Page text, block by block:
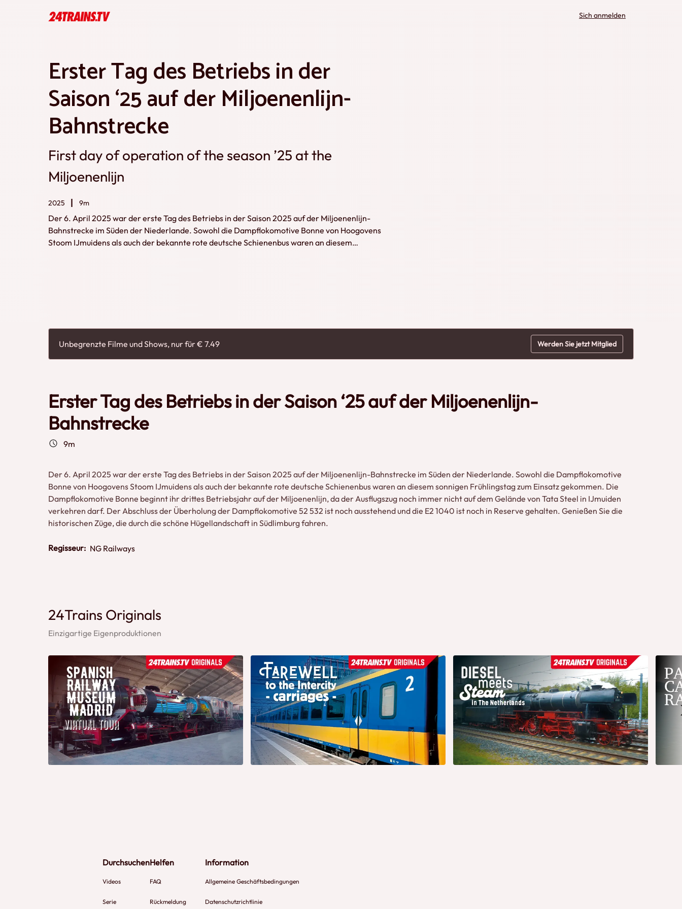
Sich anmelden
Erster Tag des Betriebs in der
Saison ‘25 auf der Miljoenenlijn-
Bahnstrecke
First day of operation of the season ’25 at the
Miljoenenlijn
2025 9m
Der 6. April 2025 war der erste Tag des Betriebs in der Saison 2025 auf der Miljoenenlijn-
Bahnstrecke im Süden der Niederlande. Sowohl die Dampflokomotive Bonne von Hoogovens
Stoom IJmuidens als auch der bekannte rote deutsche Schienenbus waren an diesem
Unbegrenzte Filme und Shows, nur für € 7.49 Werden Sie jetzt Mitglied
Erster Tag des Betriebs in der Saison ‘25 auf der Miljoenenlijn-
Bahnstrecke
9m
Der 6. April 2025 war der erste Tag des Betriebs in der Saison 2025 auf der Miljoenenlijn-Bahnstrecke im Süden der Niederlande. Sowohl die Dampflokomotive
Bonne von Hoogovens Stoom IJmuidens als auch der bekannte rote deutsche Schienenbus waren an diesem sonnigen Frühlingstag zum Einsatz gekommen. Die
Dampflokomotive Bonne beginnt ihr drittes Betriebsjahr auf der Miljoenenlijn, da der Ausflugszug noch immer nicht auf dem Gelände von Tata Steel in IJmuiden
verkehren darf. Der Abschluss der Überholung der Dampflokomotive 52 532 ist noch ausstehend und die E2 1040 ist noch in Reserve gehalten. Genießen Sie die
historischen Züge, die durch die schöne Hügellandschaft in Südlimburg fahren.
Regisseur: NG Railways
24Trains Originals
Einzigartige Eigenproduktionen
Durchsuchen
Videos
Serie
Helfen
FAQ
Rückmeldung
Information
Allgemeine Geschäftsbedingungen
Datenschutzrichtlinie